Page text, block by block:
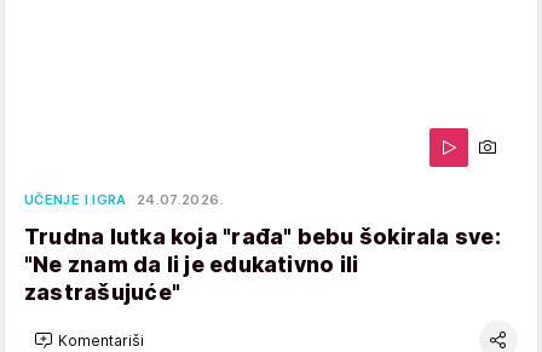
UČENJE I IGRA 24.07.2026.
Trudna lutka koja "rađa" bebu šokirala sve:
"Ne znam da li je edukativno ili
zastrašujuće"
Komentariši